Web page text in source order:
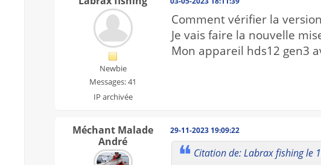
Newbie
Messages: 41
IP archivée
Comment vérifier la
Je vais faire la nouvelle
Mon appareil hds12 gen3
Méchant Malade
André
29-11-2023 19:09:22
Citation de: Labrax fishing le